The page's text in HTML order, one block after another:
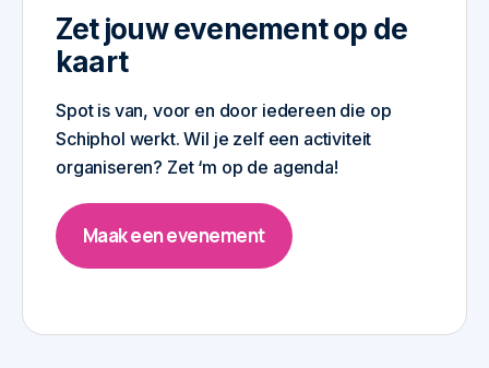
Zet jouw evenement op de
kaart
Spot is van, voor en door iedereen die op
Schiphol werkt. Wil je zelf een activiteit
organiseren? Zet ‘m op de agenda!
Maak een evenement